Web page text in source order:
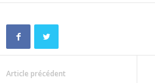
Article précédent